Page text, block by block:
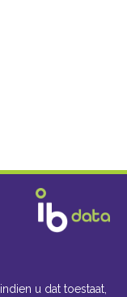
u dat toestaat,